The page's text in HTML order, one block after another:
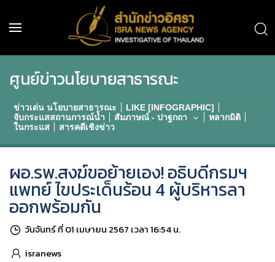
ศูนย์ข่าวนโยบายสาธารณะ
ข่าวเด่น นโยบายสาธารณะ
LIKE [INFOGRAPHIC]
จับกระแสสถานการณ์น้ำ
สัมภาษณ์ - ปาฐกถา
หลากมิติ
ในกระแส
สารคดีเชิงข่าว
ผอ.รพ.สงฆ์ขอย้ายเอง! อธิบดีกรมฯ
แพทย์ ไขประเด็นร้อน 4 ผู้บริหารลา
ออกพร้อมกัน
วันจันทร์ ที่ 01 เมษายน 2567 เวลา 16:54 น.
isranews